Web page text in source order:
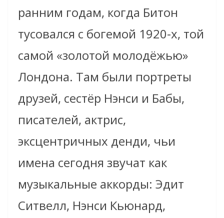
ранним годам, когда Битон
тусовался с богемой 1920-х, той
самой «золотой молодёжью»
Лондона. Там были портреты
друзей, сестёр Нэнси и Бабы,
писателей, актрис,
эксцентричных денди, чьи
имена сегодня звучат как
музыкальные аккорды: Эдит
Ситвелл, Нэнси Кьюнард,